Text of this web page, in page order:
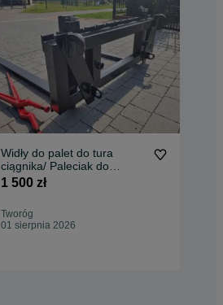
Widły do palet do tura
ciągnika/ Paleciak do
ładowacza czołowego
1 500 zł
Tworóg
01 sierpnia 2026